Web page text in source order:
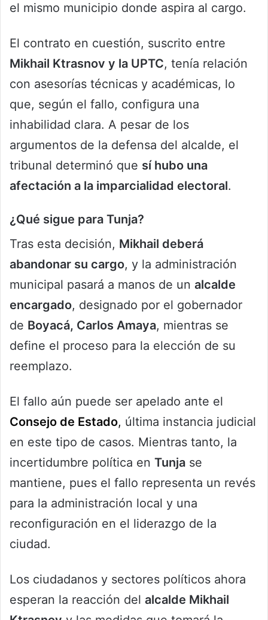
el mismo municipio donde aspira al cargo.
El contrato en cuestión, suscrito entre
Mikhail Ktrasnov y la UPTC, tenía relación
con asesorías técnicas y académicas, lo
que, según el fallo, configura una
inhabilidad clara. A pesar de los
argumentos de la defensa del alcalde, el
tribunal determinó que sí hubo una
afectación a la imparcialidad electoral.
¿Qué sigue para Tunja?
Tras esta decisión, Mikhail deberá
abandonar su cargo, y la administración
municipal pasará a manos de un alcalde
encargado, designado por el gobernador
de Boyacá, Carlos Amaya, mientras se
define el proceso para la elección de su
reemplazo.
El fallo aún puede ser apelado ante el
Consejo de Estado, última instancia judicial
en este tipo de casos. Mientras tanto, la
incertidumbre política en Tunja se
mantiene, pues el fallo representa un revés
para la administración local y una
reconfiguración en el liderazgo de la
ciudad.
Los ciudadanos y sectores políticos ahora
esperan la reacción del alcalde Mikhail